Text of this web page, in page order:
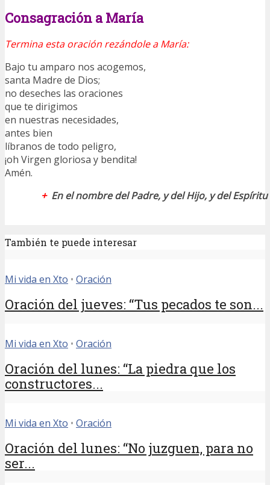
Consagración a María
Termina esta oración rezándole a María:
Bajo tu amparo nos acogemos,
santa Madre de Dios;
no deseches las oraciones
que te dirigimos
en nuestras necesidades,
antes bien
líbranos de todo peligro,
¡oh Virgen gloriosa y bendita!
Amén.
+En el nombre del Padre, y del Hijo, y del Espíritu
También te puede interesar
Mi vida en Xto • Oración
Oración del jueves: “Tus pecados te son...
Mi vida en Xto • Oración
Oración del lunes: “La piedra que los
constructores...
Mi vida en Xto • Oración
Oración del lunes: “No juzguen, para no
ser...